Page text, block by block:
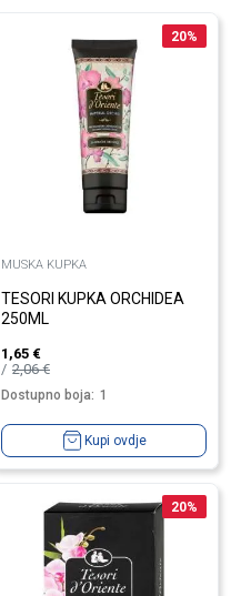
20%
MUSKA KUPKA
TESORI KUPKA ORCHIDEA
250ML
1,65 €
2,06€
Dostupno boja: 1
Kupi ovdje
20%